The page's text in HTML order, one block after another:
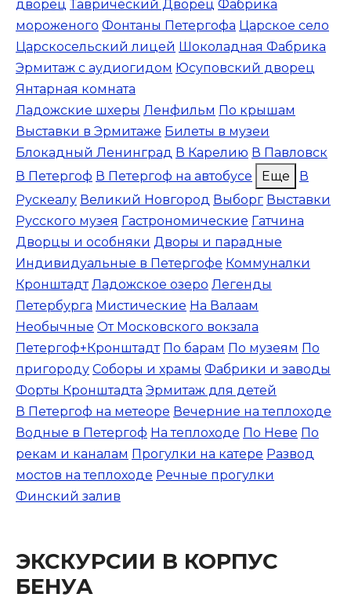
дворец Таврический Дворец Фабрика
мороженого Фонтаны Петергофа Царское село
Царскосельский лицей Шоколадная Фабрика
Эрмитаж с аудиогидом Юсуповский дворец
Янтарная комната
Ладожские шхеры Ленфильм По крышам
Выставки в Эрмитаже Билеты в музеи
Блокадный Ленинград В Карелию В Павловск
В Петергоф В Петергоф на автобусе Еще
В
Рускеалу Великий Новгород Выборг Выставки
Русского музея Гастрономические Гатчина
Дворцы и особняки Дворы и парадные
Индивидуальные в Петергофе Коммуналки
Кронштадт Ладожское озеро Легенды
Петербурга Мистические На Валаам
Необычные От Московского вокзала
Петергоф+Кронштадт По барам По музеям По
пригороду Соборы и храмы Фабрики и заводы
Форты Кронштадта Эрмитаж для детей
В Петергоф на метеоре Вечерние на теплоходе
Водные в Петергоф На теплоходе По Неве По
рекам и каналам Прогулки на катере Развод
мостов на теплоходе Речные прогулки
Финский залив
ЭКСКУРСИИ В КОРПУС
БЕНУА